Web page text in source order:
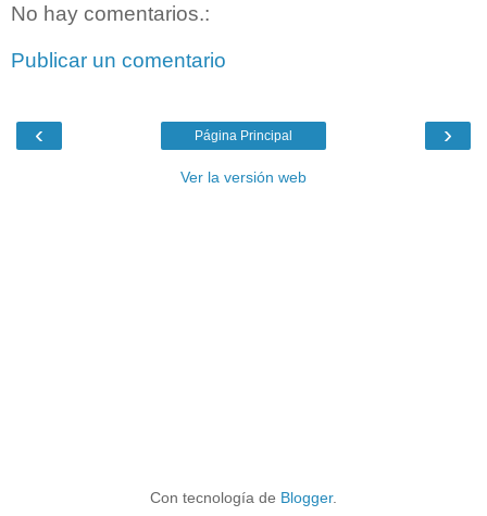
No hay comentarios.:
Publicar un comentario
‹ ›
Página Principal
Ver la versión web
Con tecnología de Blogger.